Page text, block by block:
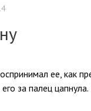
ее, как
за палец